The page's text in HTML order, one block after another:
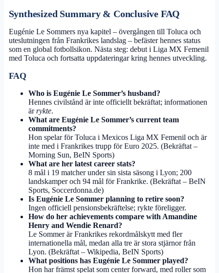
Synthesized Summary & Conclusive FAQ
Eugénie Le Sommers nya kapitel – övergången till Toluca och
uteslutningen från Frankrikes landslag – befäster hennes status
som en global fotbollsikon. Nästa steg: debut i Liga MX Femenil
med Toluca och fortsatta uppdateringar kring hennes utveckling.
FAQ
Who is Eugénie Le Sommer’s husband?
Hennes civilstånd är inte officiellt bekräftat; informationen
ärrykte.
What are Eugénie Le Sommer’s current team
commitments?
Hon spelar för Toluca i Mexicos Liga MX Femenil och är
inte med i Frankrikes trupp för Euro 2025. (Bekräftat –
Morning Sun, BeIN Sports)
What are her latest career stats?
8 mål i 19 matcher under sin sista säsong i Lyon; 200
landskamper och 94 mål för Frankrike. (Bekräftat – BeIN
Sports, Soccerdonna.de)
Is Eugénie Le Sommer planning to retire soon?
Ingen officiell pensionsbekräftelse; rykte föreligger.
How do her achievements compare with Amandine
Henry and Wendie Renard?
Le Sommer är Frankrikes rekordmålskytt med fler
internationella mål, medan alla tre är stora stjärnor från
Lyon. (Bekräftat – Wikipedia, BeIN Sports)
What positions has Eugénie Le Sommer played?
Hon har främst spelat som center forward, med roller som